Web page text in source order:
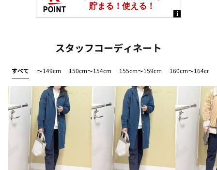
スタッフコーディネート
すべて ～149cm 150cm～154cm 155cm～159cm 160cm～164cm